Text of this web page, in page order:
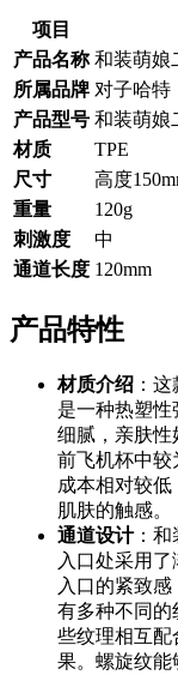
项目
产品名称 和装萌娘
所属品牌 对子哈特
产品型号 和装萌娘
材质
TPE
尺寸
高度
重量
120g
刺激度
中
通道长度 120mm
产品特性
材质介绍 ：
是一种热塑
细腻，亲肤性
前飞机杯中较
成本相对较
肌肤的触感。
通道设计：和
入口处采用
入口的紧致
有多种不同的
些纹理相互配
果。螺旋纹能